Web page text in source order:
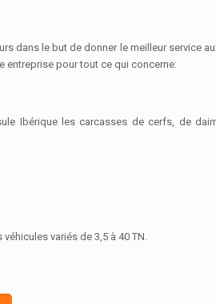
dans le but de donner le meilleur service
entreprise pour tout ce qui concerne:
Ibérique les carcasses de cerfs, de
variés de 3,5 à 40 TN.